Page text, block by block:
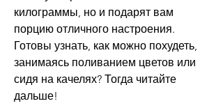
килограммы, но и подарят вам
порцию отличного настроения.
Готовы узнать, как можно похудеть,
занимаясь поливанием цветов или
сидя на качелях? Тогда читайте
дальше!